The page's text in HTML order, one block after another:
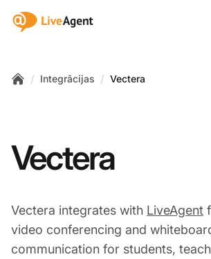
:site.title
/ Integrācijas / Vectera
Vectera
Vectera integrates with LiveAgent
video conferencing and
communication for students,